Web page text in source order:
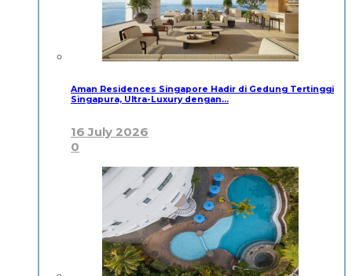
Aman Residences Singapore Hadir di Gedung Tertinggi
Singapura, Ultra-Luxury dengan…
16 July 2026
0